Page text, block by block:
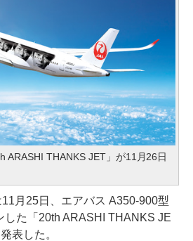
ARASHI THANKS JET」が11月26日
月25日、エアバス A350-900型
した「20th ARASHI THANKS JE
表した。